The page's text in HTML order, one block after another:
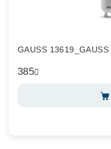
GAUSS 13619_GAUSS
385